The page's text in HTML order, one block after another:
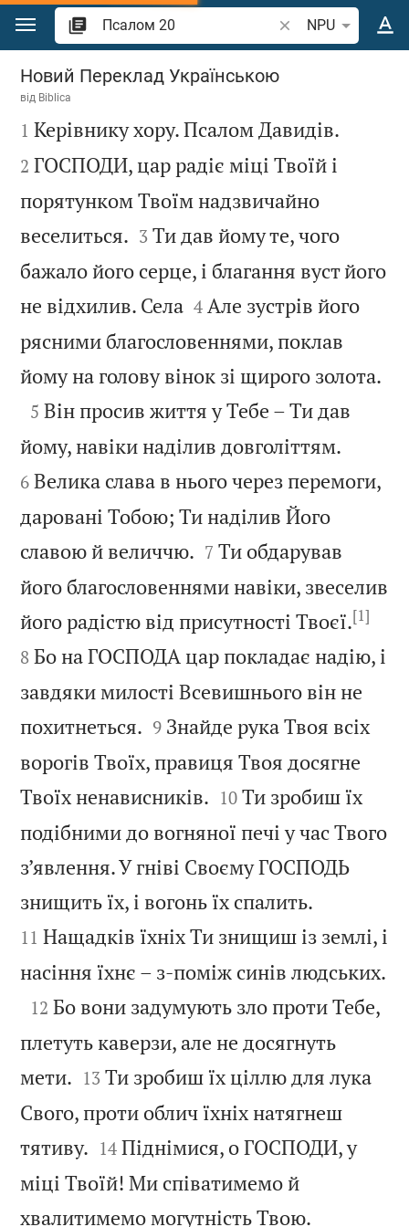
Перейти до вмісту
Шукати біблійний
NPU
Псалом 20
Новий Переклад Українською
від Biblica

1 Керівнику хору. Псалом Давидів.
2 ГОСПОДИ, цар радіє міці Твоїй і
порятунком Твоїм надзвичайно
веселиться. 

3 Ти дав йому те, чого
бажало його серце, і благання вуст його
не відхилив. Села 

4 Але зустрів його
рясними благословеннями, поклав
йому на голову вінок зі щирого золота.

5 Він просив життя у Тебе – Ти дав
йому, навіки наділив довголіттям.
6 Велика слава в нього через перемоги,
даровані Тобою; Ти наділив Його
славою й величчю. 

7 Ти обдарував
його благословеннями навіки, звеселив
його радістю від присутності Твоєї.[1]
8 Бо на ГОСПОДА цар покладає надію, і
завдяки милості Всевишнього він не
похитнеться. 

9 Знайде рука Твоя всіх
ворогів Твоїх, правиця Твоя досягне
Твоїх ненависників. 

10 Ти зробиш їх
подібними до вогняної печі у час Твого
з’явлення. У гніві Своєму ГОСПОДЬ
знищить їх, і вогонь їх спалить.
11 Нащадків їхніх Ти знищиш із землі, і
насіння їхнє – з-поміж синів людських.

12 Бо вони задумують зло проти Тебе,
плетуть каверзи, але не досягнуть
мети. 

13 Ти зробиш їх ціллю для лука
Свого, проти облич їхніх натягнеш
тятиву. 

14 Піднімися, о ГОСПОДИ, у
міці Твоїй! Ми співатимемо й
хвалитимемо могутність Твою.